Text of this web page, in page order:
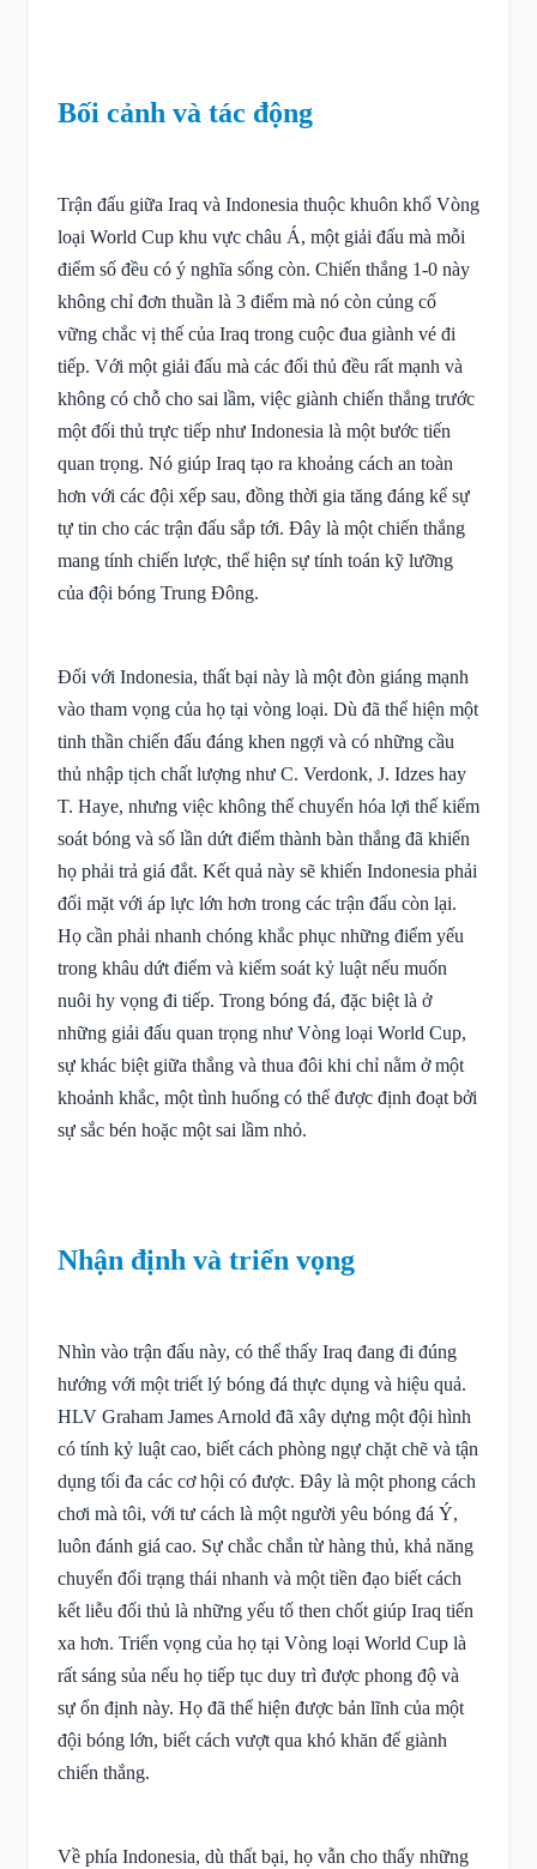
Bối cảnh và tác động
Trận đấu giữa Iraq và Indonesia thuộc khuôn khổ Vòng
loại World Cup khu vực châu Á, một giải đấu mà mỗi
điểm số đều có ý nghĩa sống còn. Chiến thắng 1-0 này
không chỉ đơn thuần là 3 điểm mà nó còn củng cố
vững chắc vị thế của Iraq trong cuộc đua giành vé đi
tiếp. Với một giải đấu mà các đối thủ đều rất mạnh và
không có chỗ cho sai lầm, việc giành chiến thắng trước
một đối thủ trực tiếp như Indonesia là một bước tiến
quan trọng. Nó giúp Iraq tạo ra khoảng cách an toàn
hơn với các đội xếp sau, đồng thời gia tăng đáng kể sự
tự tin cho các trận đấu sắp tới. Đây là một chiến thắng
mang tính chiến lược, thể hiện sự tính toán kỹ lưỡng
của đội bóng Trung Đông.
Đối với Indonesia, thất bại này là một đòn giáng mạnh
vào tham vọng của họ tại vòng loại. Dù đã thể hiện một
tinh thần chiến đấu đáng khen ngợi và có những cầu
thủ nhập tịch chất lượng như C. Verdonk, J. Idzes hay
T. Haye, nhưng việc không thể chuyển hóa lợi thế kiểm
soát bóng và số lần dứt điểm thành bàn thắng đã khiến
họ phải trả giá đắt. Kết quả này sẽ khiến Indonesia phải
đối mặt với áp lực lớn hơn trong các trận đấu còn lại.
Họ cần phải nhanh chóng khắc phục những điểm yếu
trong khâu dứt điểm và kiểm soát kỷ luật nếu muốn
nuôi hy vọng đi tiếp. Trong bóng đá, đặc biệt là ở
những giải đấu quan trọng như Vòng loại World Cup,
sự khác biệt giữa thắng và thua đôi khi chỉ nằm ở một
khoảnh khắc, một tình huống có thể được định đoạt bởi
sự sắc bén hoặc một sai lầm nhỏ.
Nhận định và triển vọng
Nhìn vào trận đấu này, có thể thấy Iraq đang đi đúng
hướng với một triết lý bóng đá thực dụng và hiệu quả.
HLV Graham James Arnold đã xây dựng một đội hình
có tính kỷ luật cao, biết cách phòng ngự chặt chẽ và tận
dụng tối đa các cơ hội có được. Đây là một phong cách
chơi mà tôi, với tư cách là một người yêu bóng đá Ý,
luôn đánh giá cao. Sự chắc chắn từ hàng thủ, khả năng
chuyển đổi trạng thái nhanh và một tiền đạo biết cách
kết liễu đối thủ là những yếu tố then chốt giúp Iraq tiến
xa hơn. Triển vọng của họ tại Vòng loại World Cup là
rất sáng sủa nếu họ tiếp tục duy trì được phong độ và
sự ổn định này. Họ đã thể hiện được bản lĩnh của một
đội bóng lớn, biết cách vượt qua khó khăn để giành
chiến thắng.
Về phía Indonesia, dù thất bại, họ vẫn cho thấy những